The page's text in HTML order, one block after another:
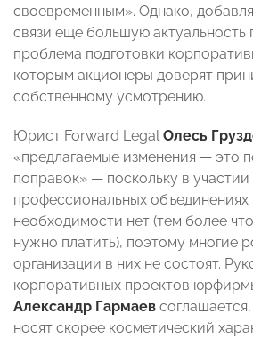
своевременным». Однако,
связи еще большую актуальность
проблема подготовки
которым акционеры доверят
собственному усмотрению.
Юрист Forward LegalОлесь
«предлагаемые изменения — это
поправок» — поскольку в участии
профессиональных объединениях
необходимости нет (тем более
нужно платить), поэтому многие
организации в них не состоят.
корпоративных проектов
Александр Гармаев
носят скорее косметический